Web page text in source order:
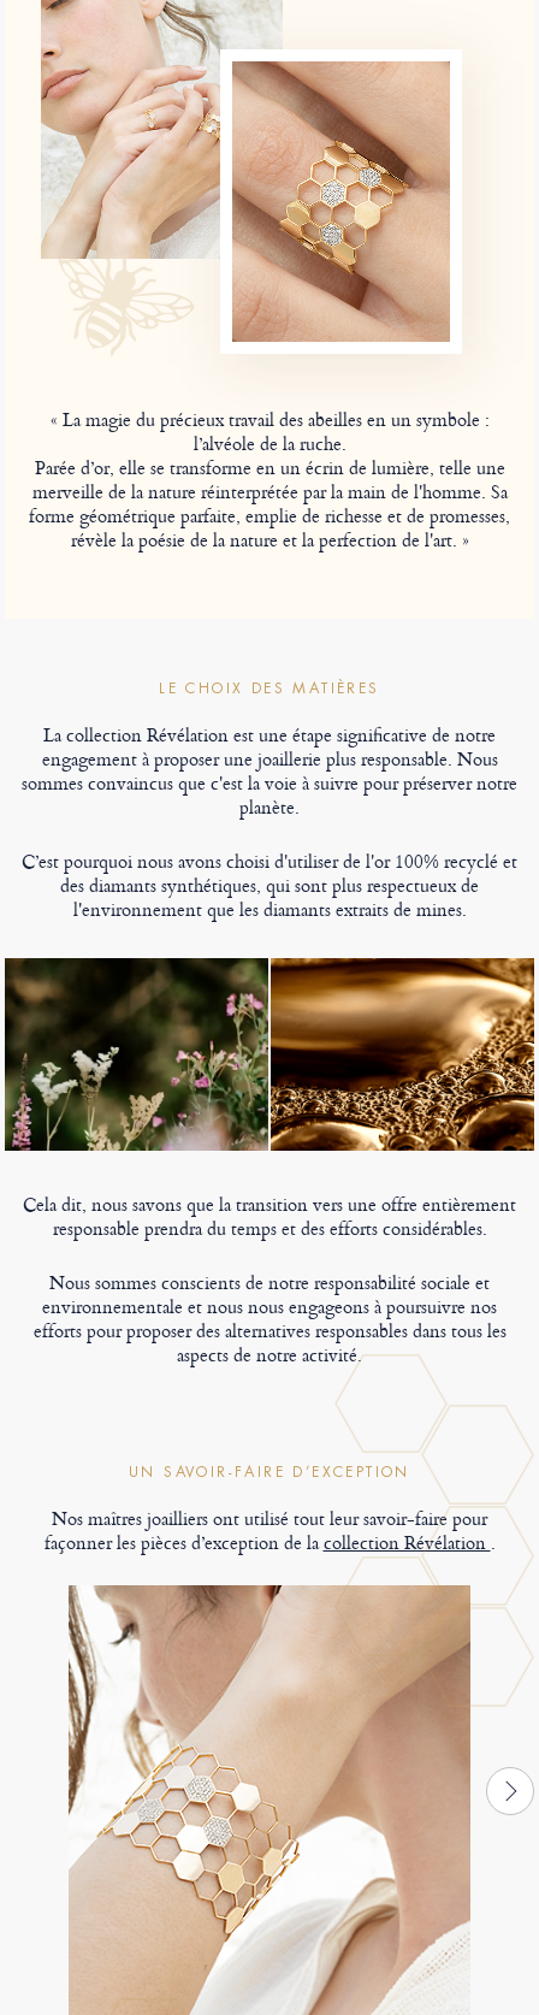
« La magie du précieux travail des abeilles en un symbole :
l’alvéole de la ruche.
Parée d’or, elle se transforme en un écrin de lumière, telle une
merveille de la nature réinterprétée par la main de l'homme. Sa
forme géométrique parfaite, emplie de richesse et de promesses,
révèle la poésie de la nature et la perfection de l'art. »
LE CHOIX DES MATIÈRES
La collection Révélation est une étape significative de notre
engagement à proposer une joaillerie plus responsable. Nous
sommes convaincus que c'est la voie à suivre pour préserver notre
planète.
C’est pourquoi nous avons choisi d'utiliser de l'or 100% recyclé et
des diamants synthétiques, qui sont plus respectueux de
l'environnement que les diamants extraits de mines.
Cela dit, nous savons que la transition vers une offre entièrement
responsable prendra du temps et des efforts considérables.
Nous sommes conscients de notre responsabilité sociale et
environnementale et nous nous engageons à poursuivre nos
efforts pour proposer des alternatives responsables dans tous les
aspects de notre activité.
UN SAVOIR-FAIRE D’EXCEPTION
Nos maîtres joailliers ont utilisé tout leur savoir-faire pour
façonner les pièces d’exception de lacollection Révélation .